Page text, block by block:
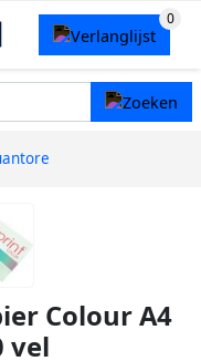
Colour A4
vel